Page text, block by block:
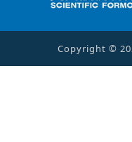
Copyright ©